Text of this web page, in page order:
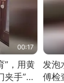
00:17
”，用黄
夹手”，
发泡
傅检